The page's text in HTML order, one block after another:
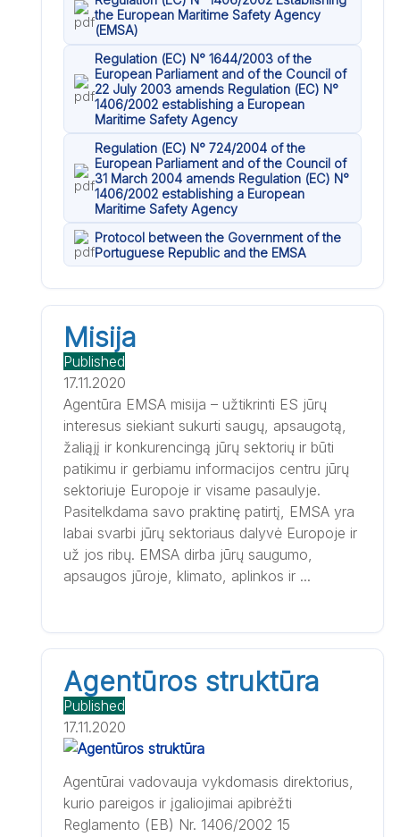
the European Maritime Safety Agency
(EMSA)
Regulation (EC) N° 1644/2003 of the
European Parliament and of the Council of
22 July 2003 amends Regulation (EC) N°
1406/2002 establishing a European
Maritime Safety Agency
Regulation (EC) N° 724/2004 of the
European Parliament and of the Council of
31 March 2004 amends Regulation (EC) N°
1406/2002 establishing a European
Maritime Safety Agency
Protocol between the Government of the
Portuguese Republic and the EMSA
Misija
Published
17.11.2020
Agentūra EMSA misija – užtikrinti ES jūrų
interesus siekiant sukurti saugų, apsaugotą,
žaliąjį ir konkurencingą jūrų sektorių ir būti
patikimu ir gerbiamu informacijos centru jūrų
sektoriuje Europoje ir visame pasaulyje.
Pasitelkdama savo praktinę patirtį, EMSA yra
labai svarbi jūrų sektoriaus dalyvė Europoje ir
už jos ribų. EMSA dirba jūrų saugumo,
apsaugos jūroje, klimato, aplinkos ir ...
Agentūros struktūra
Published
17.11.2020
Agentūrai vadovauja vykdomasis direktorius,
kurio pareigos ir įgaliojimai apibrėžti
Reglamento (EB) Nr. 1406/2002 15